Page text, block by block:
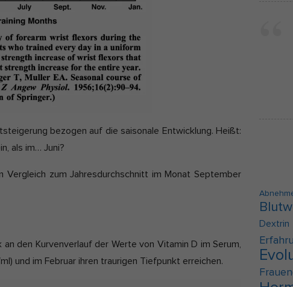
bezogen auf die saisonale Entwicklung. Heißt:
als im… Juni?
Vergleich zum Jahresdurchschnitt im Monat September
den Kurvenverlauf der Werte von Vitamin D im Serum,
und im Februar ihren traurigen Tiefpunkt erreichen.
Dextrin
Cookie-Informationen anzeigen
Medien (2)
von Videoplattformen und Social-Media-Plattformen werden standardmäßig
Wenn Cookies von externen Medien akzeptiert werden, bedarf der Zugriff auf
keiner manuellen Einwilligung mehr.